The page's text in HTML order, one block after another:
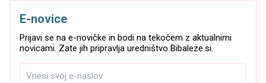
E-novice
Prijavi se na e-novičke in bodi na tekočem z aktualnimi
novicami. Zate jih pripravlja uredništvo Bibaleze.si.